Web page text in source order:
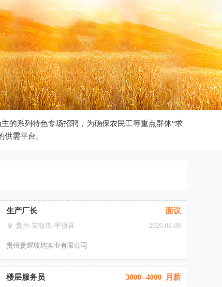
的系列特色专场招聘，为确保农民工等重点群体“求
需平台。
生产厂长 面议
贵州-安顺市-平坝县 2026-08-08
贵州贵耀玻璃实业有限公司
楼层服务员 3000--4000 月薪